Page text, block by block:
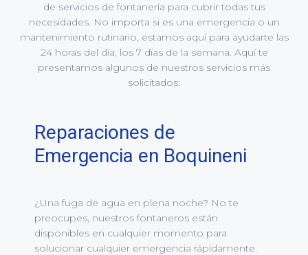
de servicios de fontanería para cubrir todas tus
necesidades. No importa si es una emergencia o un
mantenimiento rutinario, estamos aquí para ayudarte las
24 horas del día, los 7 días de la semana. Aquí te
presentamos algunos de nuestros servicios más
solicitados:
Reparaciones de
Emergencia en Boquineni
¿Una fuga de agua en plena noche? No te
preocupes, nuestros fontaneros están
disponibles en cualquier momento para
solucionar cualquier emergencia rápidamente.